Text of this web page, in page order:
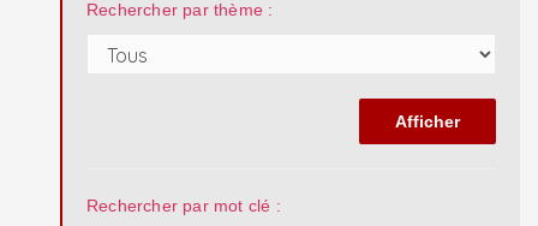
Rechercher par thème :
Rechercher par mot clé :